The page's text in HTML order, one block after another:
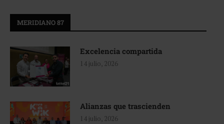
MERIDIANO 87
Excelencia compartida
14 julio, 2026
Alianzas que trascienden
14 julio, 2026